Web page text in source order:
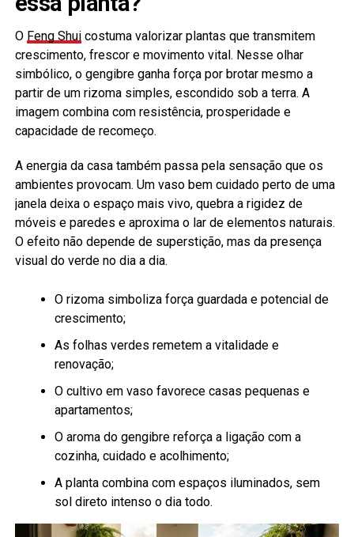
O Feng Shuicostuma valorizar plantas que transmitem
crescimento, frescor e movimento vital. Nesse olhar
simbólico, o gengibre ganha força por brotar mesmo a
partir de um rizoma simples, escondido sob a terra. A
imagem combina com resistência, prosperidade e
capacidade de recomeço.
A energia da casa também passa pela sensação que os
ambientes provocam. Um vaso bem cuidado perto de uma
janela deixa o espaço mais vivo, quebra a rigidez de
móveis e paredes e aproxima o lar de elementos naturais.
O efeito não depende de superstição, mas da presença
visual do verde no dia a dia.
O rizoma simboliza força guardada e potencial de
crescimento;
As folhas verdes remetem a vitalidade e
renovação;
O cultivo em vaso favorece casas pequenas e
apartamentos;
O aroma do gengibre reforça a ligação com a
cozinha, cuidado e acolhimento;
A planta combina com espaços iluminados, sem
sol direto intenso o dia todo.